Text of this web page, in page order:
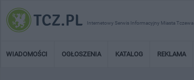
Internetowy Serwis Informacyjny Miasta Tczewa
WIADOMOŚCI OGŁOSZENIA KATALOG REKLAMA